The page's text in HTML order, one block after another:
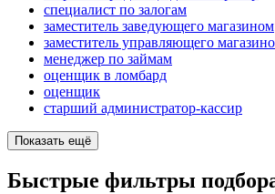
специалист по залогам
заместитель заведующего магазином
заместитель управляющего
менеджер по займам
оценщик в ломбард
оценщик
старший администратор-кассир
Показать ещё
Быстрые фильтры